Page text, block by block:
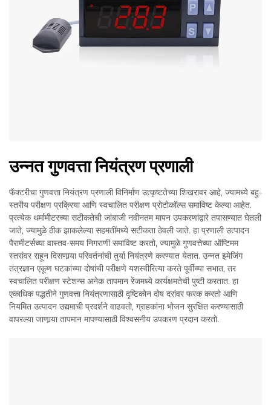
उन्नत गुणवत्ता नियंत्रण प्रणाली
फॅक्टरीचा गुणवत्ता नियंत्रण प्रणाली विनिर्माण उत्कृष्टतेच्या शिखरावर आहे, ज्यामध्ये बहु-
स्तरीय परीक्षण प्रक्रिया आणि स्वचालित परीक्षण प्रोटोकॉल्स समाविष्ट केल्या आहेत.
प्रत्येक थर्मामीटरच्या सटीकतेची जांबाजी नवीनतम मापन उपकरणांद्वारे तपासण्यात घेतली
जाते, ज्यामुळे ठीक झाकलेल्या सहमतींमध्ये सटीकता ठेवली जाते. हा प्रणाली उत्पादन
पैरामीटर्सच्या वास्तव-समय निगराणी समाविष्ट करतो, ज्यामुळे गुणवत्तेच्या ऑप्टिमम
स्तरांवर राहून दिसणार्‍या परिवर्तनांची तुर्या नियंत्रणे करण्यात येतात. उन्नत इमेजिंग
तंत्रज्ञान एकूण घटकांच्या दोषांची परीक्षणे यशस्वीरित्या करते पूर्वीच्या सभात, तर
स्वचालित परीक्षण स्टेशन्स अनेक तापमान रेंजमध्ये कार्यक्षमतेची पुष्टी करतात. हा
एकाधिक पद्धतीने गुणवत्ता नियंत्रणासाठी दृष्टिकोन दोष दरांवर फरक करतो आणि
नियमित उत्पादन उद्यमाची प्रदर्शने वाढवतो, ग्राहकांना भोजन सुरक्षित करण्यासाठी
वापरल्या जाणार्‍या तापमान मापण्यासाठी विश्वसनीय उपकरण प्रदान करतो.